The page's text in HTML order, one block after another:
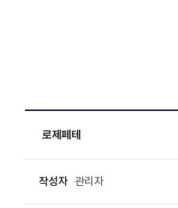
로제페테
작성자 관리자